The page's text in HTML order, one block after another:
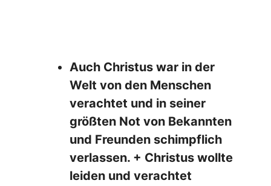
Auch Christus war in der
Welt von den Menschen
verachtet und in seiner
größten Not von Bekannten
und Freunden schimpflich
verlassen. + Christus wollte
leiden und verachtet